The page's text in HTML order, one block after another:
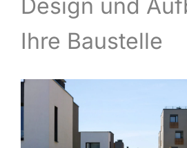
Design und
Ihre Baustelle